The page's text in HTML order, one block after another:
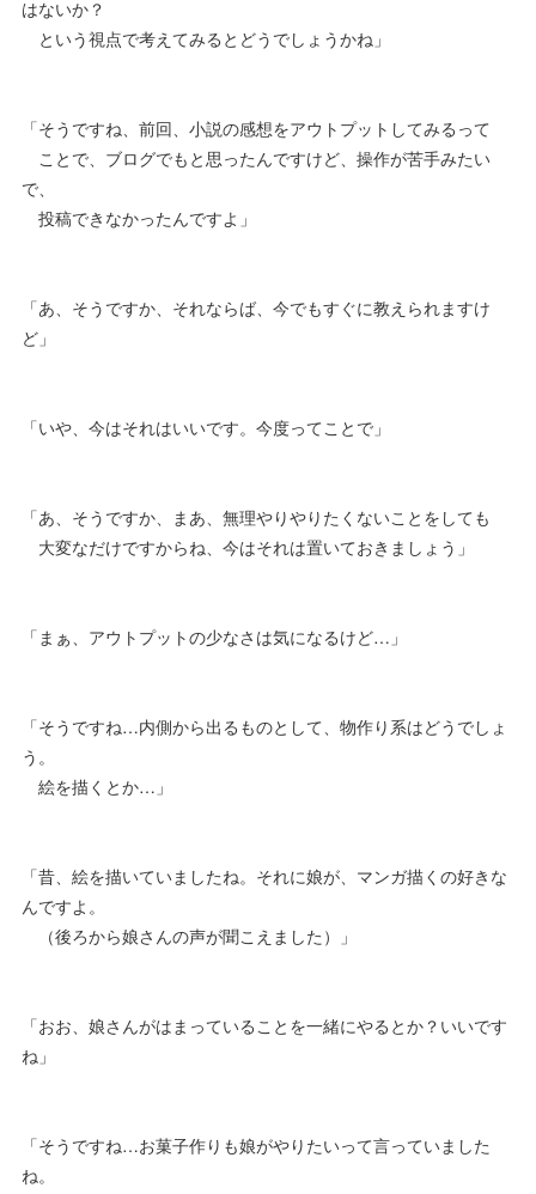
はないか？
という視点で考えてみるとどうでしょうかね」
「そうですね、前回、小説の感想をアウトプットしてみるって
ことで、ブログでもと思ったんですけど、操作が苦手みたい
で、
投稿できなかったんですよ」
「あ、そうですか、それならば、今でもすぐに教えられますけ
ど」
「いや、今はそれはいいです。今度ってことで」
「あ、そうですか、まあ、無理やりやりたくないことをしても
大変なだけですからね、今はそれは置いておきましょう」
「まぁ、アウトプットの少なさは気になるけど…」
「そうですね…内側から出るものとして、物作り系はどうでしょ
う。
絵を描くとか…」
「昔、絵を描いていましたね。それに娘が、マンガ描くの好きな
んですよ。
（後ろから娘さんの声が聞こえました）」
「おお、娘さんがはまっていることを一緒にやるとか？いいです
ね」
「そうですね…お菓子作りも娘がやりたいって言っていました
ね。